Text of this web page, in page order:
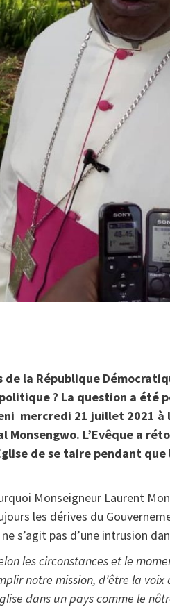
de la République
? La question a été
mercredi 21 juillet 2021 à
Monsengwo. L’Evêque a
de se taire pendant que
Monseigneur Laurent
les dérives du
s’agit pas d’une intrusion
les circonstances et le
notre mission, d’être la
dans un pays comme le